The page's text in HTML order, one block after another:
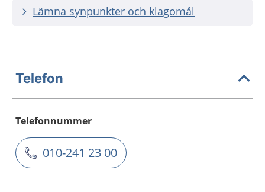
Lämna synpunkter och klagomål
Telefon
Telefonnummer
010-241 23 00